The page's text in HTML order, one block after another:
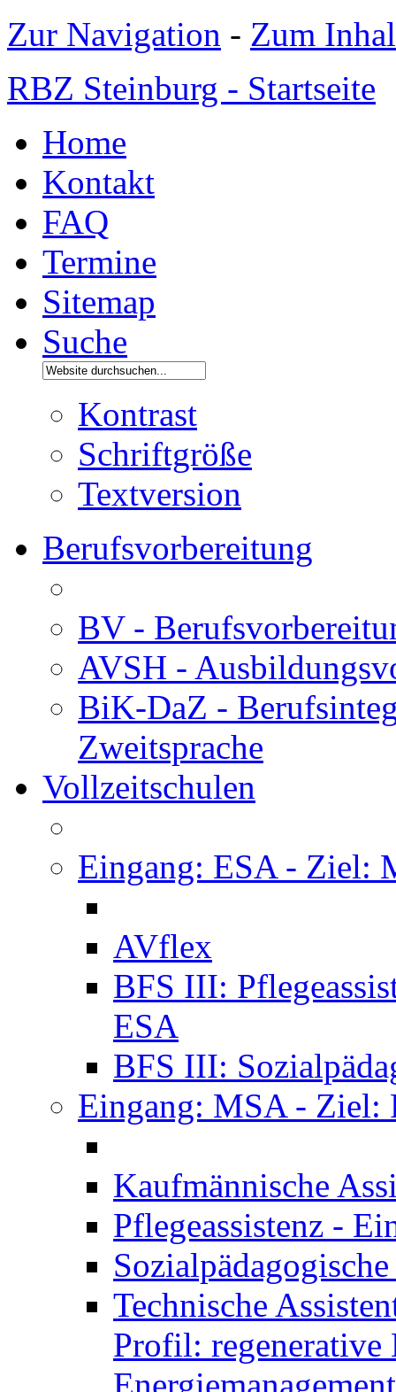
Zur Navigation - Zum
RBZ Steinburg - Startseite
Home
Kontakt
FAQ
Termine
Sitemap
Suche
Kontrast
Schriftgröße
Textversion
Berufsvorbereitung
BV -
AVSH -
BiK-DaZ -
Zweitsprache
Vollzeitschulen
Eingang: ESA - Ziel:
AVflex
BFS III:
ESA
BFS III:
Eingang: MSA - Ziel:
Kaufmännische
Pflegeassistenz -
Technische
Profil: regenerative